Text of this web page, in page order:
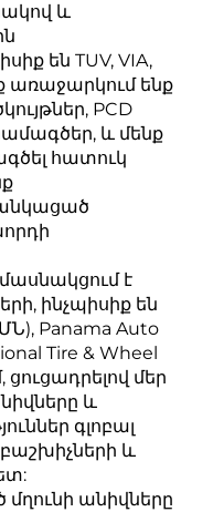
և
են TUV, VIA,
առաջարկում ենք
PCD
և մենք
հատուկ
է
ինչպիսիք են
Panama Auto
Tire & Wheel
ցուցադրելով մեր
և
գլոբալ
և
անիվները